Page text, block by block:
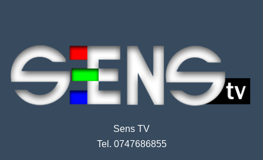
Sens TV
Tel. 0747686855